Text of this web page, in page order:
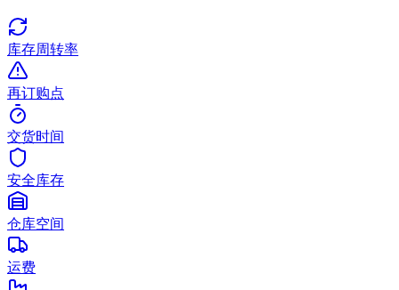
库存周转率
再订购点
交货时间
安全库存
仓库空间
运费